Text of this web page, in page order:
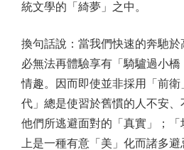
統文學的「綺夢」之中。
換句話說：當我們快速的奔馳
必無法再體驗享有「騎驢過小
情趣。因而即使並非採用「前衛
代」總是使習於舊慣的人不安
他們所逃避面對的「真實」；
上是一種有意「美」化而諸多